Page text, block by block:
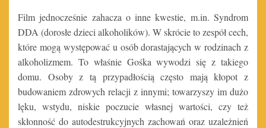
Film jednocześnie zahacza o inne kwestie, m.in. Syndrom
DDA (dorosłe dzieci alkoholików). W skrócie to zespół cech,
które mogą występować u osób dorastających w rodzinach z
alkoholizmem. To właśnie Gośka wywodzi się z takiego
domu. Osoby z tą przypadłością często mają kłopot z
budowaniem zdrowych relacji z innymi; towarzyszy im dużo
lęku, wstydu, niskie poczucie własnej wartości, czy też
skłonność do autodestrukcyjnych zachowań oraz uzależnień